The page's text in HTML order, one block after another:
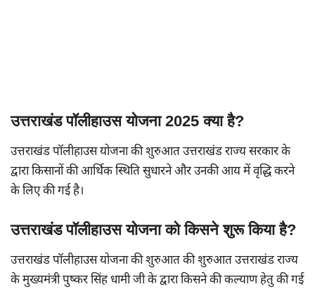
उत्तराखंड पॉलीहाउस योजना 2025 क्या है?
उत्तराखंड पॉलीहाउस योजना की शुरुआत उत्तराखंड राज्य सरकार के
द्वारा किसानों की आर्थिक स्थिति सुधारने और उनकी आय में वृद्धि करने
के लिए की गई है।
उत्तराखंड पॉलीहाउस योजना को किसने शुरू किया है?
उत्तराखंड पॉलीहाउस योजना की शुरुआत की शुरुआत उत्तराखंड राज्य
के मुख्यमंत्री पुष्कर सिंह धामी जी के द्वारा किसने की कल्याण हेतु की गई